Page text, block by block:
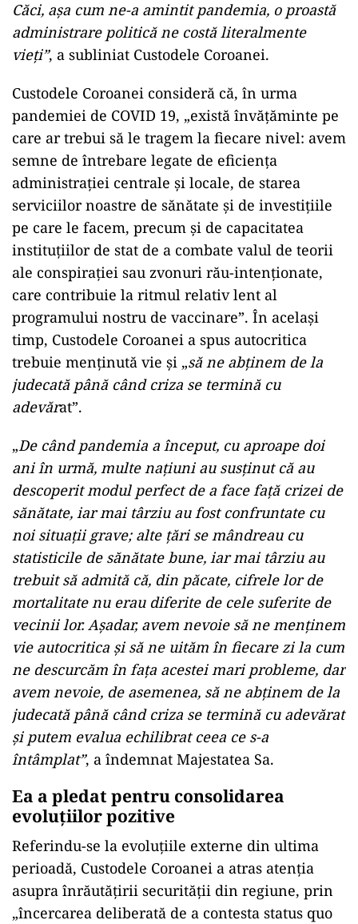
Căci, aşa cum ne-a amintit pandemia, o proastă
administrare politică ne costă literalmente
vieţi”, a subliniat Custodele Coroanei.
Custodele Coroanei consideră că, în urma
pandemiei de COVID 19, „există învăţăminte pe
care ar trebui să le tragem la fiecare nivel: avem
semne de întrebare legate de eficienţa
administraţiei centrale şi locale, de starea
serviciilor noastre de sănătate şi de investiţiile
pe care le facem, precum şi de capacitatea
instituţiilor de stat de a combate valul de teorii
ale conspiraţiei sau zvonuri rău-intenţionate,
care contribuie la ritmul relativ lent al
programului nostru de vaccinare”. În acelaşi
timp, Custodele Coroanei a spus autocritica
trebuie menţinută vie şi „să ne abţinem de la
judecată până când criza se termină cu
adevărat”.
„De când pandemia a început, cu aproape doi
ani în urmă, multe naţiuni au susţinut că au
descoperit modul perfect de a face faţă crizei de
sănătate, iar mai târziu au fost confruntate cu
noi situaţii grave; alte ţări se mândreau cu
statisticile de sănătate bune, iar mai târziu au
trebuit să admită că, din păcate, cifrele lor de
mortalitate nu erau diferite de cele suferite de
vecinii lor. Aşadar, avem nevoie să ne menţinem
vie autocritica şi să ne uităm în fiecare zi la cum
ne descurcăm în faţa acestei mari probleme, dar
avem nevoie, de asemenea, să ne abţinem de la
judecată până când criza se termină cu adevărat
şi putem evalua echilibrat ceea ce s-a
întâmplat”, a îndemnat Majestatea Sa.
Ea a pledat pentru consolidarea
evoluţiilor pozitive
Referindu-se la evoluţiile externe din ultima
perioadă, Custodele Coroanei a atras atenţia
asupra înrăutăţirii securităţii din regiune, prin
„încercarea deliberată de a contesta status quo